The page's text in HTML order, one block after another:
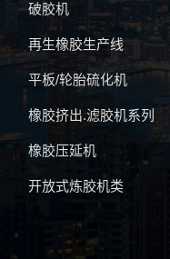
破胶机
再生橡胶生产线
平板/轮胎硫化机
橡胶挤出.滤胶机系列
橡胶压延机
开放式炼胶机类